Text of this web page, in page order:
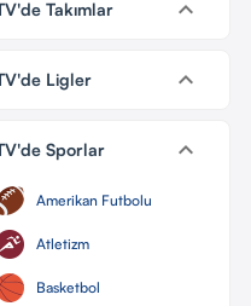
Takımlar keyboard_arrow_down
Ligler keyboard_arrow_down
Sporlar keyboard_arrow_down
Amerikan Futbolu
Atletizm
Basketbol